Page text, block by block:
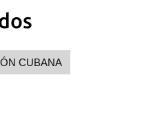
CUBANA